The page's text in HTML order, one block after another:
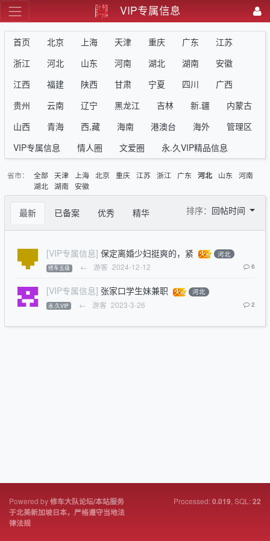
VIP专属信息
首页 北京 上海 天津 重庆 广东
江苏
浙江
河北 山东 河南 湖北 湖南
安徽
江西
福建 陕西 甘肃 宁夏 四川
广西
贵州
云南 辽宁 黑龙江 吉林 新.疆
内蒙古
山西
青海 西,藏 海南 港澳台 海外
管理区
VIP专属信息
情人圈 文爱圈 永.久VIP精品信息
省市： 全部 天津 上海 北京 重庆 江苏 浙江 广东 河北 山东
河南
湖北 湖南 安徽
最新 已备案 优秀 精华 排序： 回帖时间
[VIP专属信息] 保定离婚少妇挺爽的，紧 河北
修车五级 ← 游客 2024-12-12 6
[VIP专属信息] 张家口学生妹兼职 河北
永.久VIP ← 游客 2023-3-26 2
Powered by修车大队论坛/本站服务
于北美新加坡日本，严格遵守当地法
律法规
Processed:0.019, SQL:22